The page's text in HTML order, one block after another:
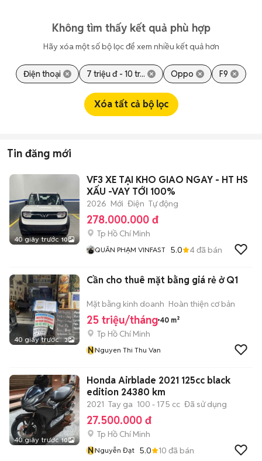
Không tìm thấy kết quả phù hợp
Hãy xóa một số bộ lọc để xem nhiều kết quả hơn
Điện thoại 7 triệu đ - 10 tr... Oppo F9
Xóa tất cả bộ lọc
Tin đăng mới
40 giây trước 10
VF3 XE TẠI KHO GIAO NGAY - HT HS
XẤU -VAY TỚI 100%
2026 Mới Điện Tự động
278.000.000 đ
Tp Hồ Chí Minh
QUÂN PHẠM VINFAST 5.0 4đã bán
40 giây trước 3
Cần cho thuê mặt bằng giá rẻ ở Q1
Mặt bằng kinh doanh Hoàn thiện cơ bản
25 triệu/tháng 40 m²
Tp Hồ Chí Minh
NNguyen Thi Thu Van
40 giây trước 10
Honda Airblade 2021 125cc black
edition 24380 km
2021 Tay ga 100 - 175 cc Đã sử dụng
27.500.000 đ
Tp Hồ Chí Minh
NNguyễn Đạt 5.0 10 đã bán